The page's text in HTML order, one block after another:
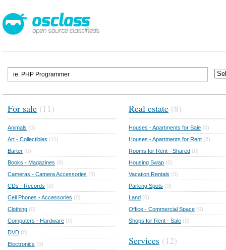
For sale (11)
Animals (0)
Art - Collectibles (11)
Barter (0)
Books - Magazines (0)
Cameras - Camera Accessories (0)
CDs - Records (0)
Cell Phones - Accessories (0)
Clothing (0)
Computers - Hardware (0)
DVD (0)
Electronics (0)
Real estate (8)
Houses - Apartments for Sale (0)
Houses - Apartments for Rent (8)
Rooms for Rent - Shared (0)
Housing Swap (0)
Vacation Rentals (0)
Parking Spots (0)
Land (0)
Office - Commercial Space (0)
Shops for Rent - Sale (0)
Services (12)